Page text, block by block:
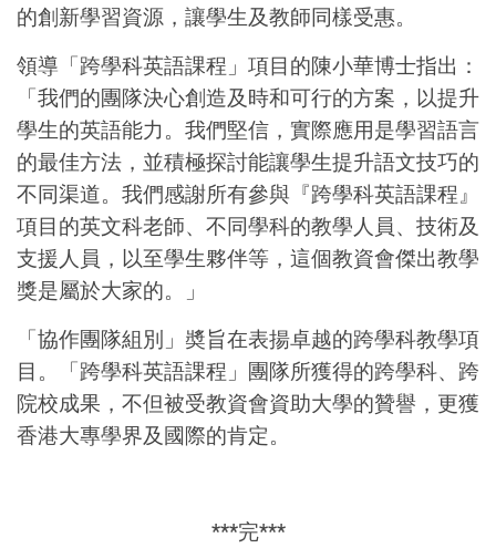
的創新學習資源，讓學生及教師同樣受惠。
領導「跨學科英語課程」項目的陳小華博士指出：
「我們的團隊決心創造及時和可行的方案，以提升
學生的英語能力。我們堅信，實際應用是學習語言
的最佳方法，並積極探討能讓學生提升語文技巧的
不同渠道。我們感謝所有參與『跨學科英語課程』
項目的英文科老師、不同學科的教學人員、技術及
支援人員，以至學生夥伴等，這個教資會傑出教學
獎是屬於大家的。」
「協作團隊組別」奬旨在表揚卓越的跨學科教學項
目。「跨學科英語課程」團隊所獲得的跨學科、跨
院校成果，不但被受教資會資助大學的贊譽，更獲
香港大專學界及國際的肯定。
***完***